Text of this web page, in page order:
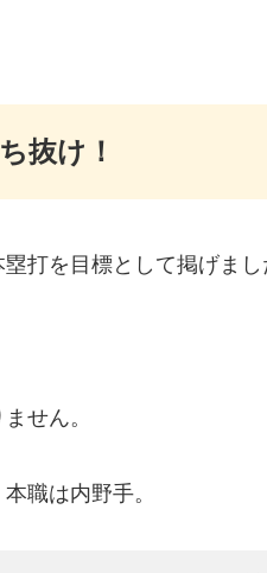
抜け！
打を目標として掲げまし
せん。
職は内野手。